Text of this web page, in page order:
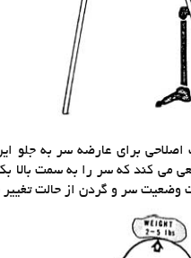
اصلاحی برای عارضه سر به جلو
می کند که سر را به سمت
وضعیت سر و گردن از حالت